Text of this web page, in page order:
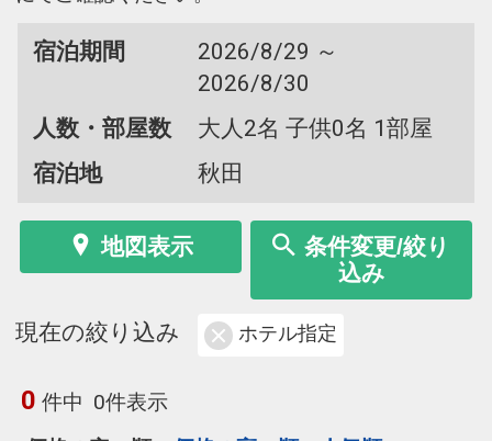
宿泊期間
2026/8/29 ～
2026/8/30
人数・部屋数
大人2名 子供0名 1部屋
宿泊地
秋田
地図表示
条件変更/絞り
込み
現在の絞り込み ホテル指定
0 件中 0件表示